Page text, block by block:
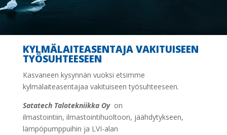
KYLMÄLAITEASENTAJA VAKITUISEEN
TYÖSUHTEESEEN
Kasvaneen kysynnän vuoksi etsimme
kylmälaiteasentajaa vakituiseen työsuhteeseen.
Satatech Talotekniikka Oy on
ilmastointiin, ilmastointihuoltoon, jäähdytykseen,
lämpöpumppuihin ja LVI-alan